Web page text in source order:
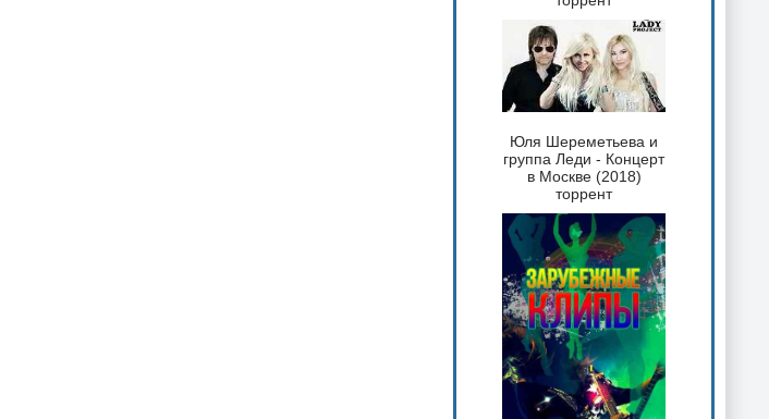
Юля Шереметьева и
группа Леди - Концерт
в Москве (2018)
торрент